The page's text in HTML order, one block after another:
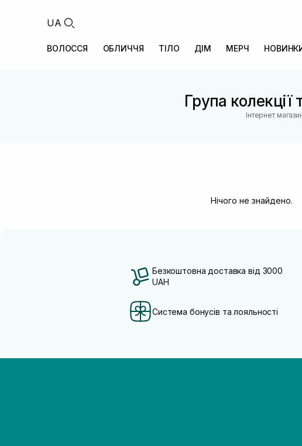
UA
ВОЛОССЯ ОБЛИЧЧЯ ТІЛО ДІМ МЕРЧ
Група колекції
Інтернет
Нічого не знайдено.
Безкоштовна доставка від 3000
UAH
Система бонусів та лояльності